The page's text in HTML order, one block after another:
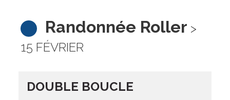
Randonnée Roller >
15 FÉVRIER
DOUBLE BOUCLE